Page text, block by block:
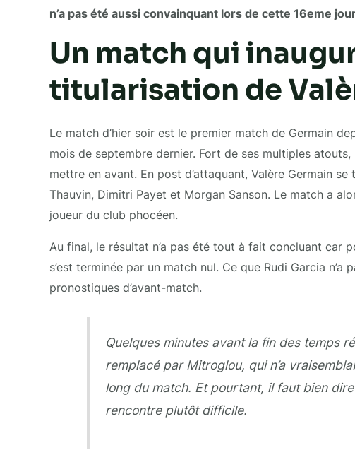
n’a pas été aussi convainquant lors de cette 16eme
Un match qui
titularisation de
Le match d’hier soir est le premier match de Germain
mois de septembre dernier. Fort de ses multiples atouts,
mettre en avant. En post d’attaquant, Valère Germain
Thauvin, Dimitri Payet et Morgan Sanson. Le match a
joueur du club phocéen.
Au final, le résultat n’a pas été tout à fait concluant car
s’est terminée par un match nul. Ce que Rudi Garcia
pronostiques d’avant-match.
Quelques minutes avant la fin des temps
remplacé par Mitroglou, qui n’a
long du match. Et pourtant, il faut bien dire
rencontre plutôt difficile.